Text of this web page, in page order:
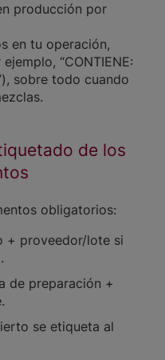
producción por
en tu operación,
“CONTIENE:
sobre todo cuando
de los
obligatorios:
+ proveedor/lote si
de preparación +
se etiqueta al